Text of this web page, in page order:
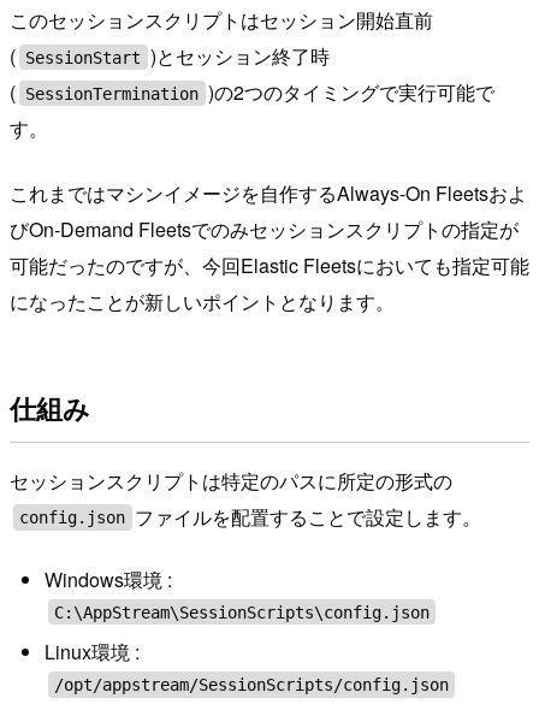
このセッションスクリプトはセッション開始直前
( SessionStart )とセッション終了時
( SessionTermination )の2つのタイミングで実行可能で
す。
これまではマシンイメージを自作するAlways-On Fleetsおよ
びOn-Demand Fleetsでのみセッションスクリプトの指定が
可能だったのですが、今回Elastic Fleetsにおいても指定可能
になったことが新しいポイントとなります。
仕組み
セッションスクリプトは特定のパスに所定の形式の
config.json ファイルを配置することで設定します。
Windows環境 :
C:\AppStream\SessionScripts\config.json
Linux環境 :
/opt/appstream/SessionScripts/config.json